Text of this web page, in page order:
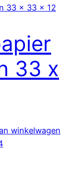
33 x
winkelwagen